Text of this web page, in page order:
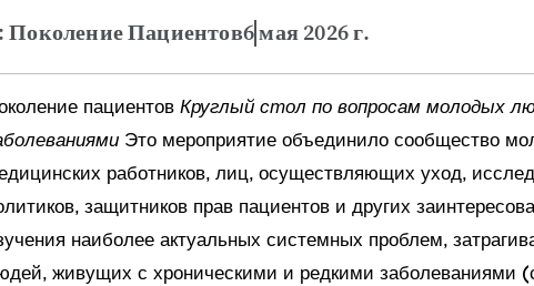
Поколение Пациентов6 мая 2026 г.
пациентов Круглый стол по вопросам молодых
Это мероприятие объединило сообщество
работников, лиц, осуществляющих уход,
защитников прав пациентов и других
наиболее актуальных системных проблем,
живущих с хроническими и редкими заболеваниями